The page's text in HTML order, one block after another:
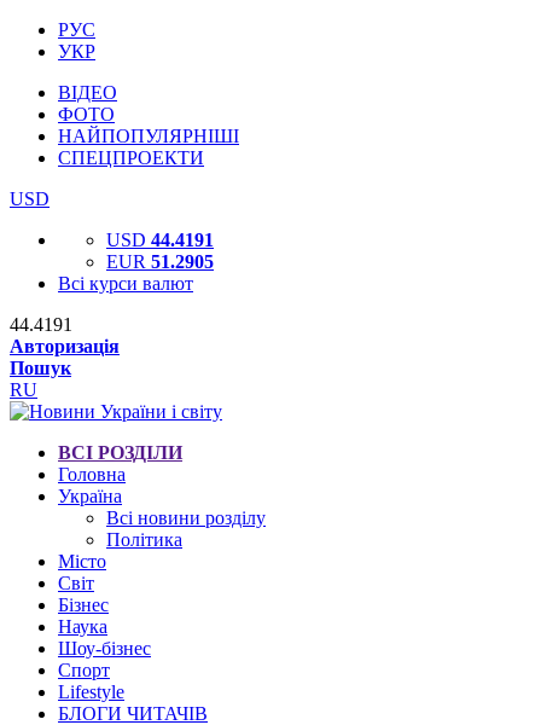
РУС
УКР
ВІДЕО
ФОТО
НАЙПОПУЛЯРНІШІ
СПЕЦПРОЕКТИ
USD
USD 44.4191
EUR 51.2905
Всі курси валют
44.4191
Авторизація
Пошук
RU
ВСІ РОЗДІЛИ
Головна
Україна
Всі новини розділу
Політика
Місто
Світ
Бізнес
Наука
Шоу-бізнес
Спорт
Lifestyle
БЛОГИ ЧИТАЧІВ